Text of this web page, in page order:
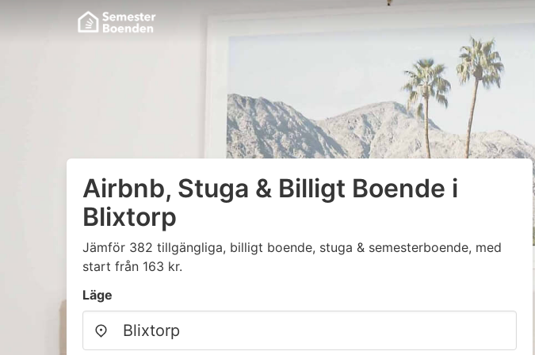
Airbnb, Stuga & Billigt Boende i
Blixtorp
Jämför 382 tillgängliga, billigt boende, stuga & semesterboende, med
start från 163 kr.
Läge